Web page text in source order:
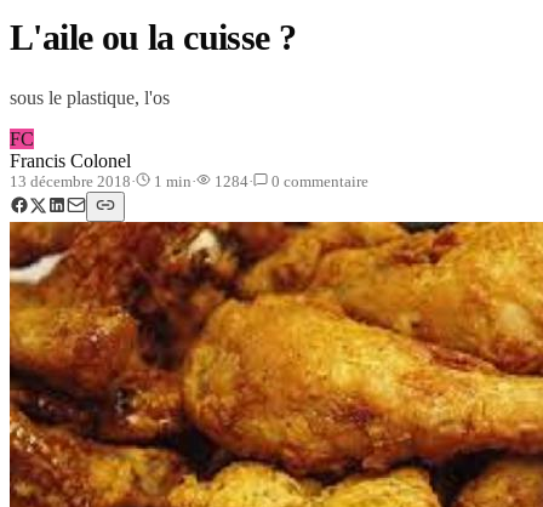
L'aile ou la cuisse ?
sous le plastique, l'os
FC
Francis Colonel
13 décembre 2018· 1 min· 1284· 0 commentaire